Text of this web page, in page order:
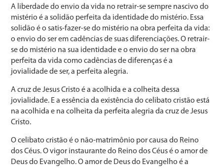
A liberdade do envio da vida no retrair-se sempre nas­civo do
mistério é a solidão perfeita da identidade do mis­tério. Essa
solidão é o satis-fazer-se do mistério na obra perfeita da vida:
o envio do ser em cadências de suas dife­renciações. O retrair-
se do mistério na sua identidade e o envio do ser na obra
perfeita da vida como cadências de diferenças é a
jovialidade de ser, a perfeita alegria.
A cruz de Jesus Cristo é a acolhida e a colheita dessa
jovialidade. E a essência da existência do celibato cristão está
na acolhida e na colheita da perfeita alegria da cruz de Jesus
Cristo.
O celibato cristão é o não-matrimônio por causa do Rei­no
dos Céus. O vigor instaurante do Reino dos Céus é o amor de
Deus do Evangelho. O amor de Deus do Evan­gelho é a